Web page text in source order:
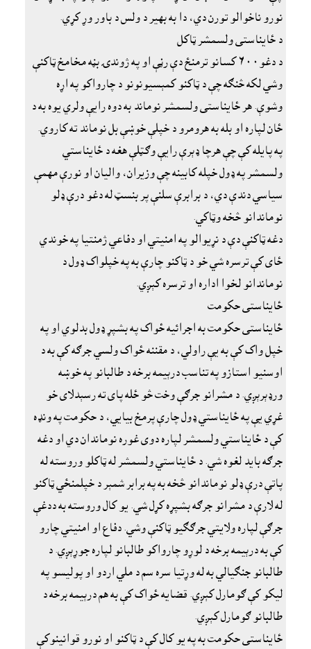
نورو ناخوالو تورن دي، دا به بهير د ولس د باور وړ کړي.
د ځايناستى ولسمشر ټاکل
د دغو٦٠٠ کسانو ترمنځ دې رڼې او په ژوندۍ بڼه مخامخ ټاکنې
وشي لکه څنګه چې د ټاکنو کمېسيونونو د چارواکو په اړه
وشوې. هر ځايناستى ولسمشر نوماند به دوه رايې ولري يوه به د
ځان لپاره او بله به هرومرو د خپلې خوښې بل نوماند ته کاروي.
په پايله کې چې هرچا ډېرې رايې وګټلې هغه د ځايناستي
ولسمشر په ډول خپله کابينه چې وزيران، واليان او نورې مهمې
سياسي دندې دي، د برابرې سلنې پر بنسټ له دغو درې ډلو
نوماندانو څخه وټاکي.
دغه ټاکنې دې د نړيوالو په امنيتي او دفاعي ژمنتيا په خوندي
ځاى کې ترسره شي خو د ټاکنو چارې به په خپلواک ډول د
نوماندانو لخوا اداره او ترسره کېږي.
ځايناستى حکومت
ځايناستى حکومت به اجرائيه ځواک په بشپړ ډول بدلوي او په
خپل واک کې به يې راولي، د مقننه ځواک ولسي جرګه کې به د
اوسنيو استازو په تناسب درېيمه برخه د طالبانو په خوښه
ورډېرېږي. د مشرانو جرګې وخت څو ځله پاى ته رسېدلاى خو
غړي يې په ځايناستي ډول چارې پرمخ بيايي، د حکومت په ونډه
کې د ځايناستي ولسمشر لپاره دوى غوره نوماندان دي او دغه
جرګه بايد لغوه شي. د ځايناستي ولسمشر له ټاکلو وروسته له
پاتې درې ډلو نوماندانو څخه به په برابر شمېر د خپلمنځي ټاکنو
له لارې د مشرانو جرګه بشپړه کړل شي. يو کال وروسته به ددغې
جرګې لپاره ولايتي جرګګيو ټاکنې وشي. دفاع او امنيتي چارو
کې به درېيمه برخه د لوړو چارواکو طالبانو لپاره جوړېږي. د
طالبانو جنګيالي به له وړتيا سره سم د ملي اردو او پوليسو په
ليکو کې ګومارل کېږي. قضايه ځواک کې به هم درېيمه برخه د
طالبانو ګومارل کېږي.
ځايناستى حکومت به په يو کال کې د ټاکنو او نورو قوانينوکې